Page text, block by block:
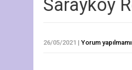
Sarayköy
26/05/2021 | Yorum